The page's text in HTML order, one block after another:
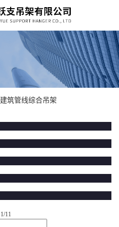
建筑管线综合吊架
1/11